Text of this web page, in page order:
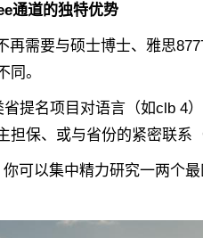
通道的独特优势
要与硕士博士、雅思
。
提名项目对语言（如clb 4
保、或与省份的紧密联系
可以集中精力研究一两个